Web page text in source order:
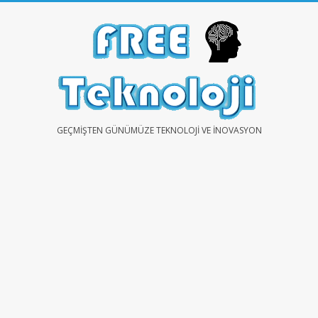
FREEGEÇMIŞTEN GÜNÜMÜZE TEKNOLOJI VE İNOVASYON